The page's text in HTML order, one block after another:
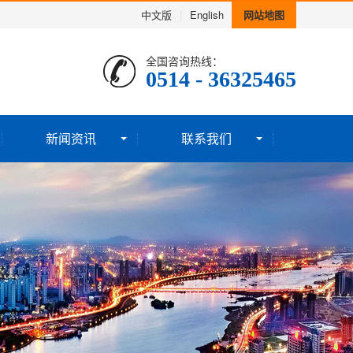
中文版 English 网站地图
全国咨询热线：
0514 - 36325465
新闻资讯 联系我们